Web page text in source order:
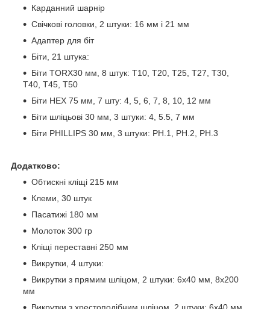
Карданний шарнір
Свічкові головки, 2 штуки: 16 мм і 21 мм
Адаптер для біт
Біти, 21 штука:
Біти TORX30 мм, 8 штук: T10, T20, T25, T27, T30,
T40, T45, T50
Біти HEX 75 мм, 7 шту: 4, 5, 6, 7, 8, 10, 12 мм
Біти шліцьові 30 мм, 3 штуки: 4, 5.5, 7 мм
Біти PHILLIPS 30 мм, 3 штуки: PH.1, PH.2, PH.3
Додатково:
Обтискні кліщі 215 мм
Клеми, 30 штук
Пасатижі 180 мм
Молоток 300 гр
Кліщі переставні 250 мм
Викрутки, 4 штуки:
Викрутки з прямим шліцом, 2 штуки: 6x40 мм, 8x200
мм